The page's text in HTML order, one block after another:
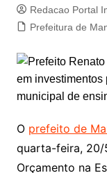
Redacao Portal
Prefeitura de
O prefeito de
quarta-feira, 20/
Orçamento na